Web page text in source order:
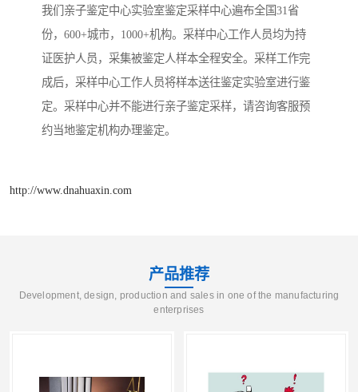
我们亲子鉴定中心实验室鉴定采样中心遍布全国31省
份，600+城市，1000+机构。采样中心工作人员均为持
证医护人员，采集被鉴定人样本全程安全。采样工作完
成后，采样中心工作人员将样本送往鉴定实验室进行鉴
定。采样中心并不能进行亲子鉴定采样，请咨询客服预
约当地鉴定机构办理鉴定。
http://www.dnahuaxin.com
产品推荐
Development, design, production and sales in one of the manufacturing
enterprises